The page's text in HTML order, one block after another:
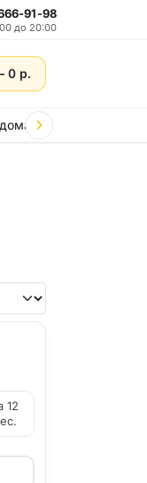
91-98
до 20:00
0 р.
и дачи
12